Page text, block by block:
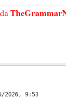
2026, 9:53